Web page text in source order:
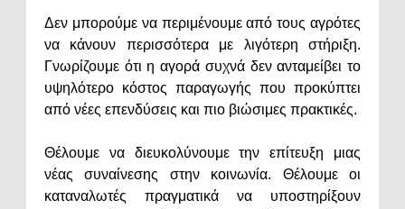
Δεν μπορούμε να περιμένουμε από τους αγρότες
να κάνουν περισσότερα με λιγότερη στήριξη.
Γνωρίζουμε ότι η αγορά συχνά δεν ανταμείβει το
υψηλότερο κόστος παραγωγής που προκύπτει
από νέες επενδύσεις και πιο βιώσιμες πρακτικές.
Θέλουμε να διευκολύνουμε την επίτευξη μιας
νέας συναίνεσης στην κοινωνία. Θέλουμε οι
καταναλωτές πραγματικά να υποστηρίξουν